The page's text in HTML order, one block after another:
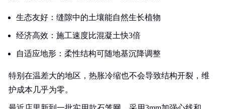
生态友好：缝隙中的土壤能自然生长植物
经济高效：施工速度比混凝土快3倍
自适应地形：柔性结构可随地基沉降调整
特别在温差大的地区，热胀冷缩也不会导致结构开裂，维
护成本几乎为零。